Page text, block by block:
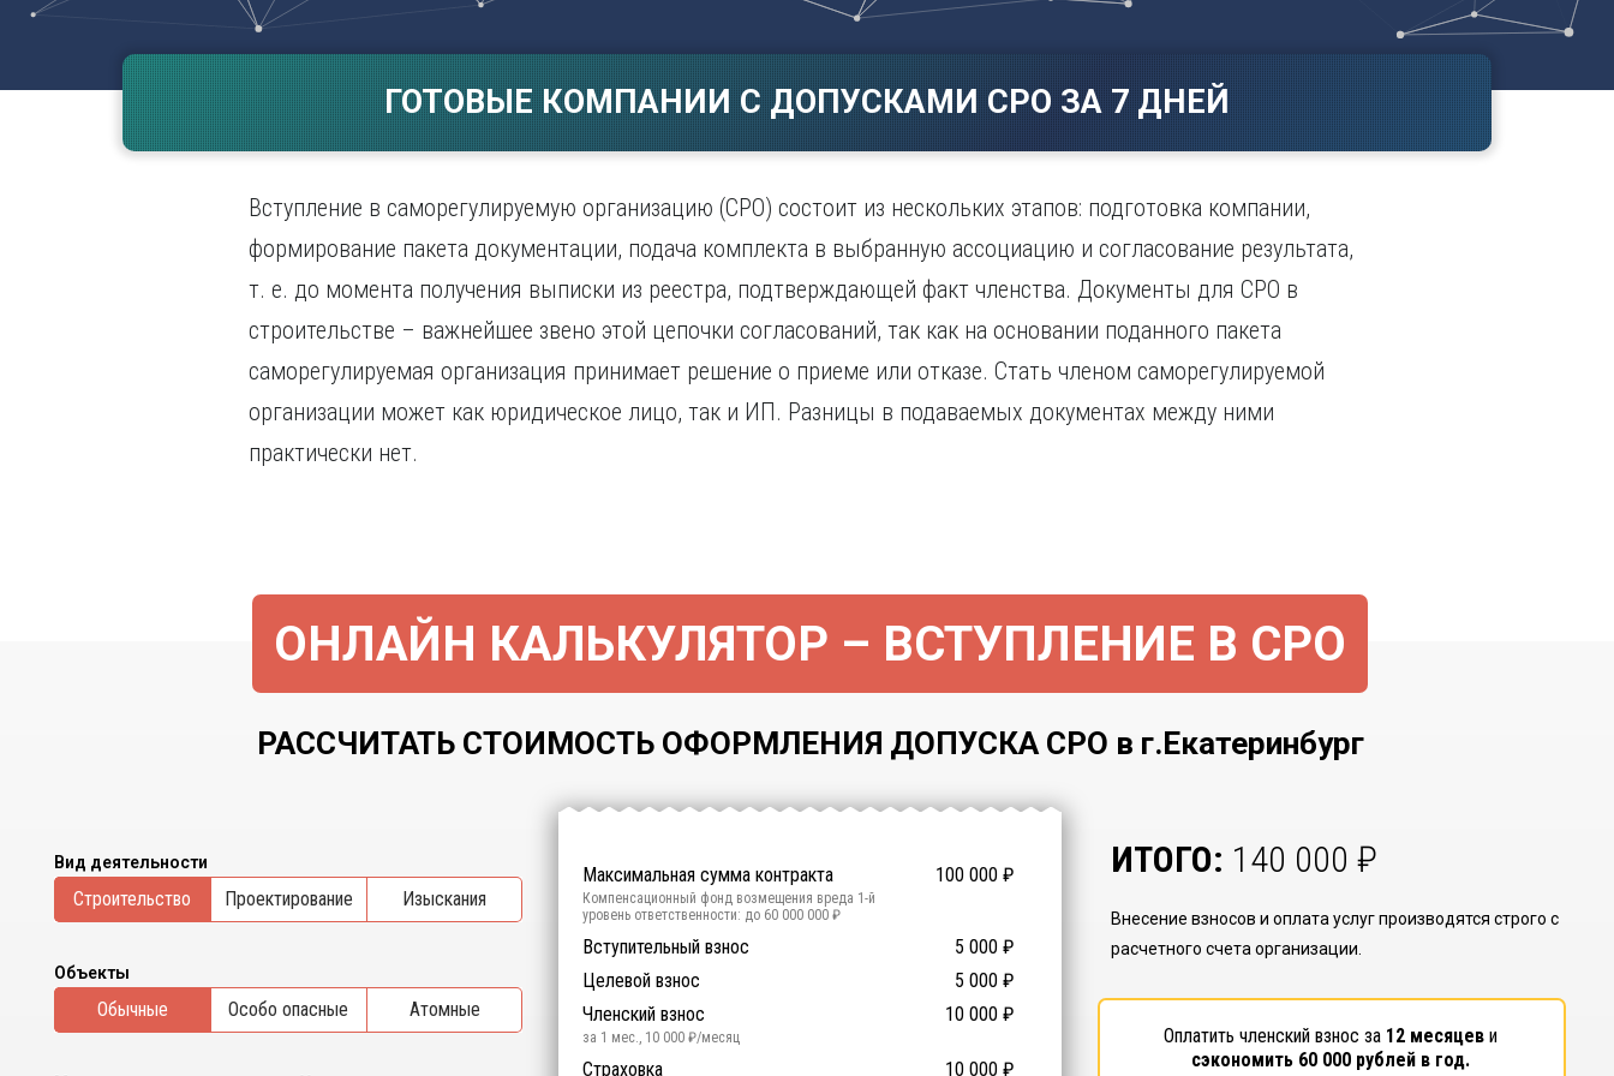
Воронеж
Е
Иваново
Ижевск
Иркутск
Мурманск
Н
Нижний Тагил
Новокузнецк
Новосибирск
Севастополь
Смоленск
Чебоксары
Ярославль
ГОТОВЫЕ КОМПАНИИ С ДОПУСКАМИ СРО ЗА 7 ДНЕЙ
Вступление в саморегулируемую организацию (СРО) состоит из нескольких этапов: подготовка компании,
формирование пакета документации, подача комплекта в выбранную ассоциацию и согласование результата,
т. е. до момента получения выписки из реестра, подтверждающей факт членства. Документы для СРО в
строительстве – важнейшее звено этой цепочки согласований, так как на основании поданного пакета
саморегулируемая организация принимает решение о приеме или отказе. Стать членом саморегулируемой
организации может как юридическое лицо, так и ИП. Разницы в подаваемых документах между ними
практически нет.
ОНЛАЙН КАЛЬКУЛЯТОР – ВСТУПЛЕНИЕ В СРО
РАССЧИТАТЬ СТОИМОСТЬ ОФОРМЛЕНИЯ ДОПУСКА СРО в г.Екатеринбург
Вид деятельности
Cтроительство Проектирование Изыскания
Объекты
Обычные Особо опасные Атомные
Максимальная сумма контракта 100 000 ₽
Компенсационный фонд возмещения вреда 1-й
уровень ответственности: до 60 000 000 ₽
Участие в гос. тендерах и аукционах 0 ₽
Компенсационный фонд договорных обязательств
й уровень ответственности:
Вступительный взнос 5 000 ₽
Целевой взнос
5 000 ₽
Членский взнос
10 000 ₽
за 1 мес., 10 000 ₽/месяц
Предоставление специалистов НРС 0 ₽
Сертификат ISO 9001 14 500 ₽
Сертификат ISO 14001 14 500 ₽
Сертификат OHSAS 18001 14 500 ₽
Страховка 10 000 ₽
ИТОГО: 140 000 ₽
Внесение взносов и оплата услуг производятся строго с
расчетного счета организации.
Оплатить членский взнос за 12 месяцеви
сэкономить 60 000 рублей в год.